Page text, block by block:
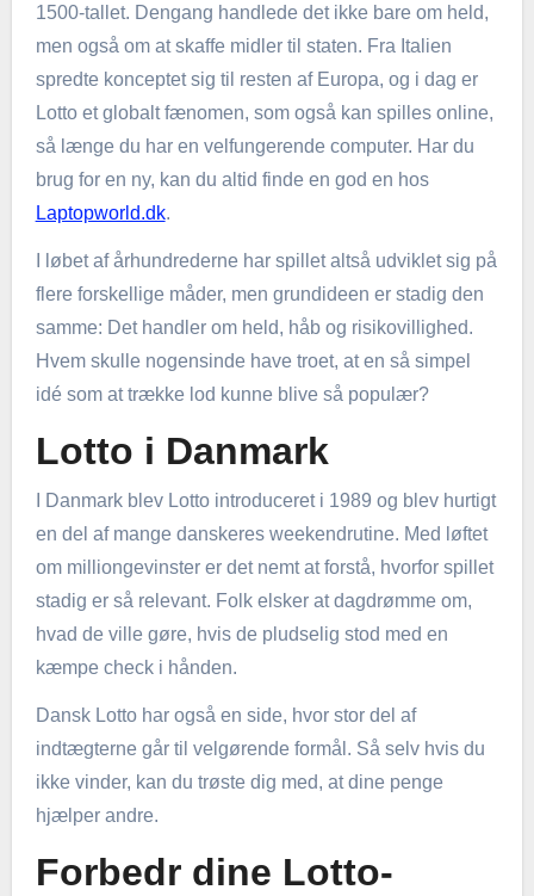
1500-tallet. Dengang handlede det ikke bare om held,
men også om at skaffe midler til staten. Fra Italien
spredte konceptet sig til resten af Europa, og i dag er
Lotto et globalt fænomen, som også kan spilles online,
så længe du har en velfungerende computer. Har du
brug for en ny, kan du altid finde en god en hos
Laptopworld.dk.
I løbet af århundrederne har spillet altså udviklet sig på
flere forskellige måder, men grundideen er stadig den
samme: Det handler om held, håb og risikovillighed.
Hvem skulle nogensinde have troet, at en så simpel
idé som at trække lod kunne blive så populær?
Lotto i Danmark
I Danmark blev Lotto introduceret i 1989 og blev hurtigt
en del af mange danskeres weekendrutine. Med løftet
om milliongevinster er det nemt at forstå, hvorfor spillet
stadig er så relevant. Folk elsker at dagdrømme om,
hvad de ville gøre, hvis de pludselig stod med en
kæmpe check i hånden.
Dansk Lotto har også en side, hvor stor del af
indtægterne går til velgørende formål. Så selv hvis du
ikke vinder, kan du trøste dig med, at dine penge
hjælper andre.
Forbedr dine Lotto-